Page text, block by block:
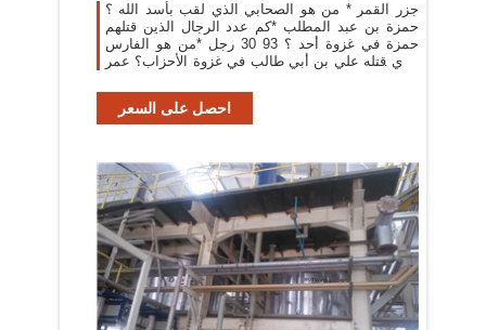
جزر القمر * من هو الصحابي الذي لقب بأسد الله ؟
حمزة بن عبد المطلب *كم عدد الرجال الذين قتلهم
حمزة في غزوة أحد ؟ 93 30 رجل *من هو الفارس
الذي قتله علي بن أبي طالب في غزوة الأحزاب؟ عمر
احصل على السعر